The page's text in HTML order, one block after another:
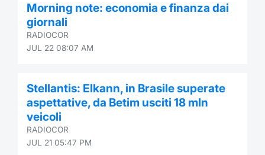
Morning note: economia e finanza dai
giornali
RADIOCOR
JUL 22 08:07 AM
Stellantis: Elkann, in Brasile superate
aspettative, da Betim usciti 18 mln
veicoli
RADIOCOR
JUL 21 05:47 PM